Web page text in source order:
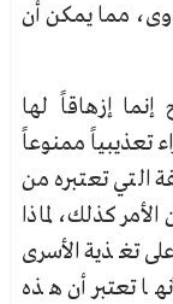
مما يمكن أن
إنما إزهاقاً لها
تعذيبياً ممنوعاً
التي تعتبره من
كذلك، لماذا
تغذية الأسرى
تعتبر أن هذه